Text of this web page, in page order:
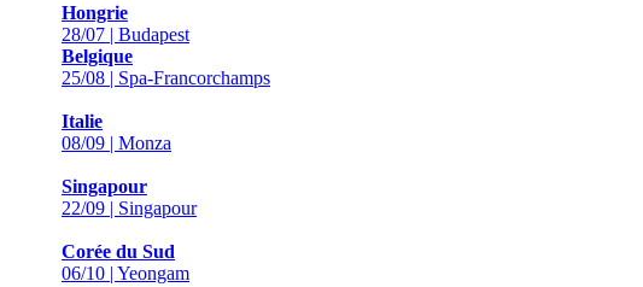
Hongrie
28/07 | Budapest
Belgique
25/08 | Spa-Francorchamps
Italie
08/09 | Monza
Singapour
22/09 | Singapour
Corée du Sud
06/10 | Yeongam